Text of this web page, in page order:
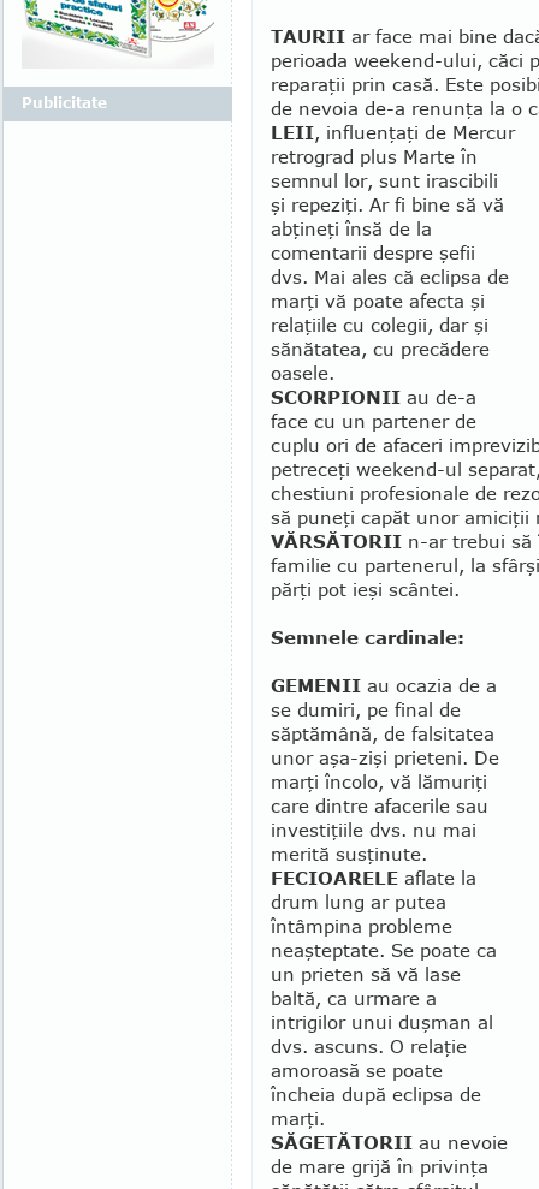
TAURII ar face mai bine
perioada weekend-ului, căci
reparaţii prin casă. Este
de ne­voia de-a renunţa la o
LEII, influenţaţi de Mercur
retrograd plus Marte în
semnul lor, sunt irascibili
şi repeziţi. Ar fi bine să vă
abţineţi însă de la
comentarii despre şefii
dvs. Mai ales că eclipsa de
marţi vă poate afecta şi
relaţiile cu colegii, dar şi
sănătatea, cu precădere
oasele.
SCORPIONII au de-a
face cu un par­tener de
cuplu ori de afaceri
petreceţi weekend-ul
chestiuni profesionale de
să puneţi capăt unor amiciţii
VĂRSĂTORII n-ar trebui să
familie cu par­tenerul, la
părţi pot ieşi scântei.
Semnele cardinale:
GEMENII au ocazia de a
se dumiri, pe final de
săptămână, de falsitatea
unor aşa-zişi prieteni. De
marţi încolo, vă lămuriţi
care dintre afacerile sau
investiţiile dvs. nu mai
merită susţinute.
FECIOARELE aflate la
drum lung ar pu­tea
întâmpina probleme
neaşteptate. Se poate ca
un prieten să vă lase
baltă, ca ur­mare a
intrigilor unui duşman al
dvs. ascuns. O re­laţie
amoroasă se poa­te
încheia după eclipsa de
marţi.
SĂGETĂTORII au nevoie
de mare grijă în privinţa
Publicitate